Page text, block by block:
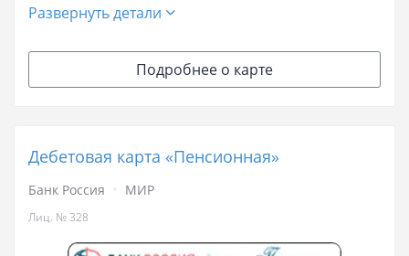
Развернуть детали
Подробнее о карте
Дебетовая карта «Пенсионная»
Банк Россия МИР
Лиц. № 328